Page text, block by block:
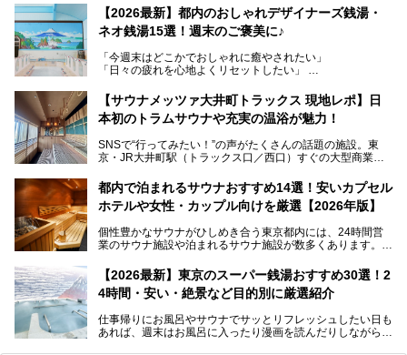
レトロでノスタルジックなタイル絵はそのまま、昔からここ
を知る地元の人にも、新しく足を運んでくれる人にも愛され
る、今の時代の"銭湯"として生まれ変わりました。洞窟のよ
ビアバーなど、新しく登場したスポットも併せて紹介しま
す。充実した設備があるのに、基本の入浴料が銭湯価格の5
【2026最新】都内のおしゃれデザイナーズ銭湯・
ネオ銭湯15選！週末のご褒美に♪
「今週末はどこかでおしゃれに癒やされたい」
「日々の疲れを心地よくリセットしたい」
となっている新しいスタイルの銭湯です。
最近、SNSやメディアで「デザイナーズ銭湯」や「ネオ銭
本記事では、そもそもこれらがどんな銭湯なのか、その気に
いおしゃれな名店15選を、おすすめの順番で一挙にご紹介
します。
【サウナメッツァ大井町トラックス 現地レポ】日
本初のトラムサウナや充実の温浴が魅力！
SNSで“行ってみたい！”の声がたくさんの話題の施設。東
京・JR大井町駅（トラックス口／西口）すぐの大型商業施
ツァ大井町トラックス」がニューオープン。施設の様子をレ
ポ―トします。
都内で泊まれるサウナおすすめ14選！安いカプセル
ホテルや女性・カップル向けを厳選【2026年版】
個性豊かなサウナがひしめき合う東京都内には、24時間営
業のサウナ施設や泊まれるサウナ施設が数多くあります。
を旅の目的とする「サ旅」や自分へのご褒美のための宿泊な
ど、自分の好きなタイミングで好きなだけサ活ができるのが
魅力です。
最近では、男性専用施設だけでなく、カップルや女性に嬉し
い個室サウナも増えてきました。
【2026最新】東京のスーパー銭湯おすすめ30選！2
4時間・安い・絶景など目的別に厳選紹介
仕事帰りにお風呂やサウナでサッとリフレッシュしたい日も
あれば、週末はお風呂に入ったり漫画を読んだりしながら一